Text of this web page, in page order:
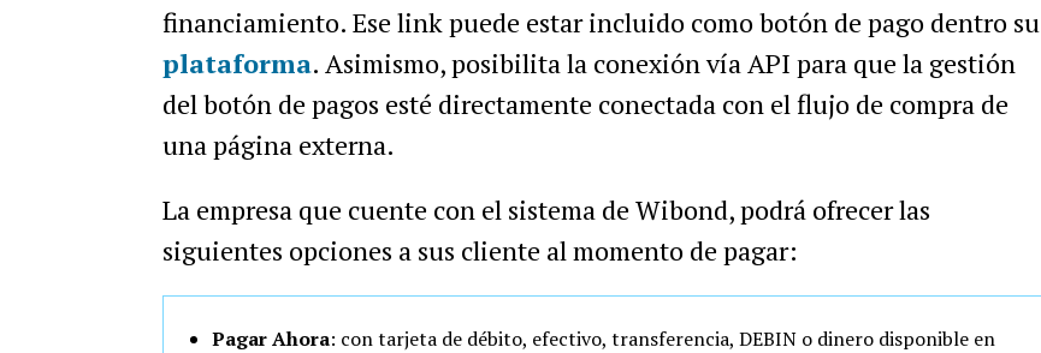
financiamiento. Ese link puede estar incluido como botón de pago dentro su
plataforma. Asimismo, posibilita la conexión vía API para que la gestión
del botón de pagos esté directamente conectada con el flujo de compra de
una página externa.
La empresa que cuente con el sistema de Wibond, podrá ofrecer las
siguientes opciones a sus cliente al momento de pagar:
Pagar Ahora: con tarjeta de débito, efectivo, transferencia, DEBIN o dinero disponible en